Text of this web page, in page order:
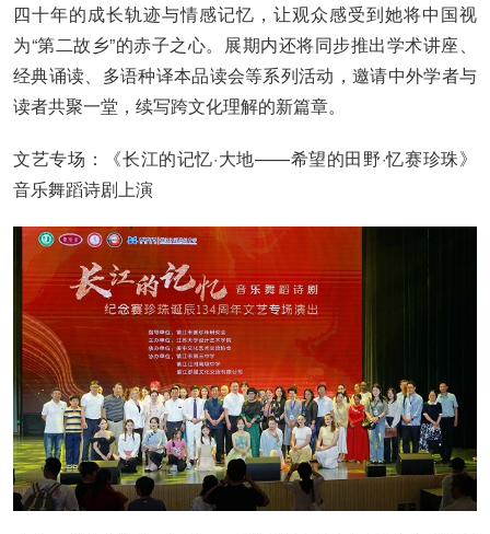
四十年的成长轨迹与情感记忆，让观众感受到她将中国视
为“第二故乡”的赤子之心。展期内还将同步推出学术讲座、
经典诵读、多语种译本品读会等系列活动，邀请中外学者与
读者共聚一堂，续写跨文化理解的新篇章。
文艺专场：《长江的记忆·大地——希望的田野·忆赛珍珠》
音乐舞蹈诗剧上演